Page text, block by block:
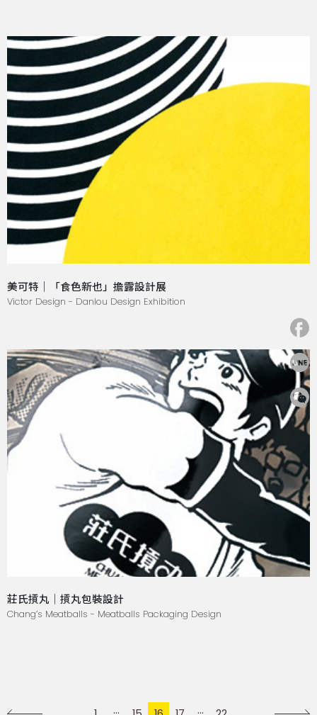
美可特｜「食色新也」擔露設計展
Victor Design - Danlou Design Exhibition
莊氏摃丸｜摃丸包裝設計
Chang’s Meatballs - Meatballs Packaging Design